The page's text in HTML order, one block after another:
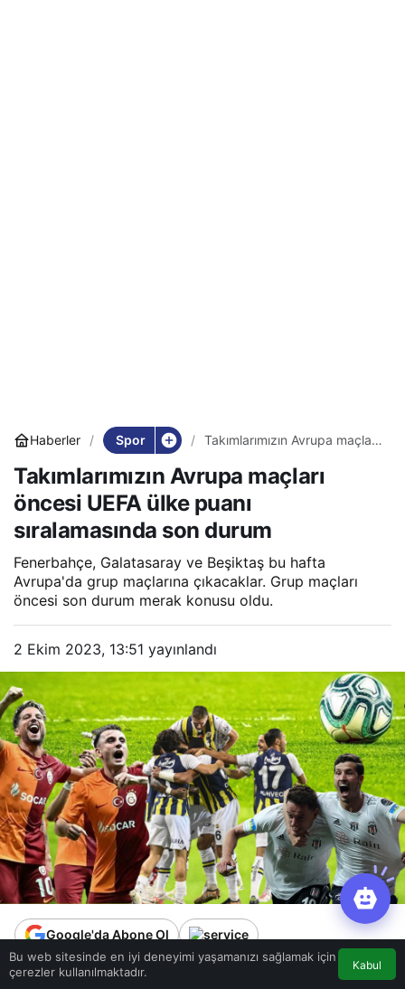
Haberler Spor
Takımlarımızın Avrupa maçları
sıralamasında son durum
Takımlarımızın Avrupa maçları
öncesi UEFA ülke puanı
sıralamasında son durum
Fenerbahçe, Galatasaray ve Beşiktaş bu hafta
Avrupa'da grup maçlarına çıkacaklar. Grup maçları
öncesi son durum merak konusu oldu.
2 Ekim 2023, 13:51 yayınlandı
Google'da Abone Ol
0 Paylaş
Bu web sitesinde en iyi deneyimi yaşamanızı sağlamak için
çerezler kullanılmaktadır.
Kabul